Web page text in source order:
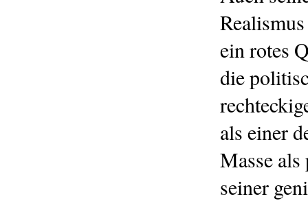
ein rotes
die
als einer
Masse als
seiner